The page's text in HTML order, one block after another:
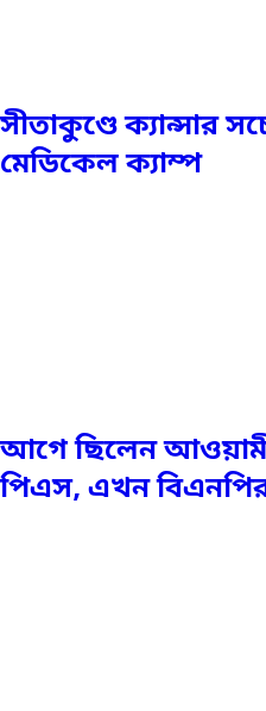
সীতাকুণ্ডে ক্যান্সার
মেডিকেল ক্যাম্প
আগে ছিলেন
পিএস, এখন